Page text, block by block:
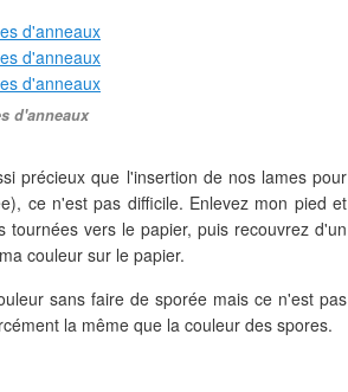
d'anneaux
précieux que l'insertion de nos lames pour
ce n'est pas difficile. Enlevez mon pied et
vers le papier, puis recouvrez d'un
couleur sur le papier.
sans faire de sporée mais ce n'est pas
la même que la couleur des spores.